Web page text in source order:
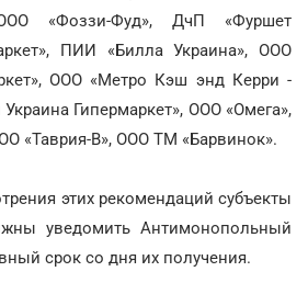
ООО «Фоззи-Фуд», ДчП «Фуршет
ПИИ «Билла Украина», ООО
ООО «Метро Кэш энд Керри -
Гипермаркет», ООО «Омега»,
«Таврия-В», ООО ТМ «Барвинок».
этих рекомендаций субъекты
уведомить Антимонопольный
срок со дня их получения.